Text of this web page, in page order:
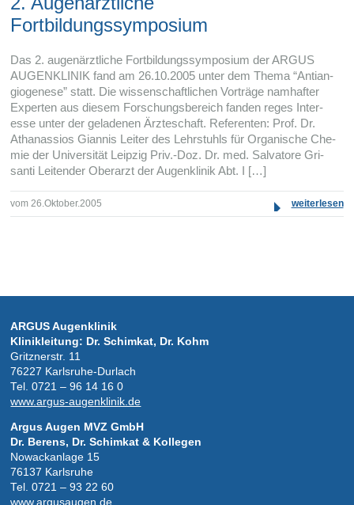
Fortbildungssymposium
Das 2. augen­ärzt­li­che Fort­bil­dungs­sym­po­sium der ARGUS
AUGENKLINIK fand am 26.10.2005 unter dem Thema “Anti­an­
gio­ge­nese” statt. Die wis­sen­schaft­li­chen Vor­träge nam­haf­ter
Exper­ten aus die­sem For­schungs­be­reich fan­den reges Inter­
esse unter der gela­de­nen Ärzteschaft. Refe­ren­ten: Prof. Dr.
Atha­nas­sios Gian­nis Lei­ter des Lehr­stuhls für Orga­ni­sche Che­
mie der Uni­ver­si­tät Leipzig Priv.-Doz. Dr. med. Sal­va­tore Gri­
santi Lei­ten­der Ober­arzt der Augen­kli­nik Abt. I […]
vom 26.Oktober.2005 weiterlesen
ARGUS Augen­kli­nik
Kli­nik­lei­tung: Dr. Schimkat, Dr. Kohm
Gritz­ner­str. 11
76227 Karlsruhe-Durlach
Tel. 0721 – 96 14 16 0
www.argus-augenklinik.de
Argus Augen MVZ GmbH
Dr. Berens, Dr. Schimkat & Kollegen
Nowackanlage 15
76137 Karlsruhe
Tel. 0721 – 93 22 60
www.argusaugen.de